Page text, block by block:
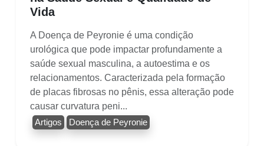
Vida
A Doença de Peyronie é uma condição
urológica que pode impactar profundamente a
saúde sexual masculina, a autoestima e os
relacionamentos. Caracterizada pela formação
de placas fibrosas no pênis, essa alteração pode
causar curvatura peni...
Artigos Doença de Peyronie